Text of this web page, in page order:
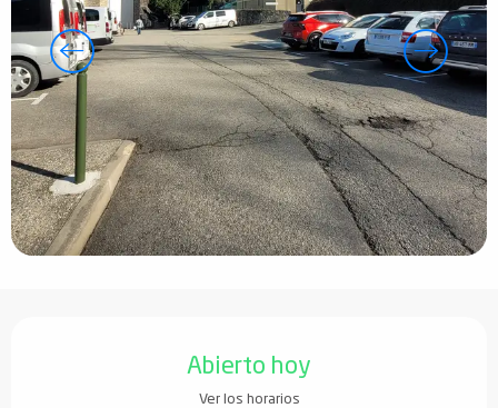
Abierto hoy
Ver los horarios